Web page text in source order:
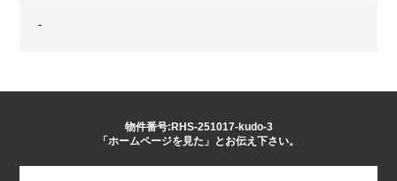
-
物件番号:RHS-251017-kudo-3
「ホームページを見た」とお伝え下さい。